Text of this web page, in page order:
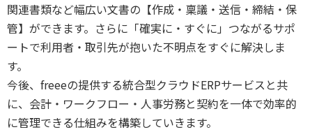
関連書類など幅広い文書の【作成・稟議・送信・締結・保
管】ができます。さらに「確実に・すぐに」つながるサポ
ートで利用者・取引先が抱いた不明点をすぐに解決しま
す。
今後、freeeの提供する統合型クラウドERPサービスと共
に、会計・ワークフロー・人事労務と契約を一体で効率的
に管理できる仕組みを構築していきます。